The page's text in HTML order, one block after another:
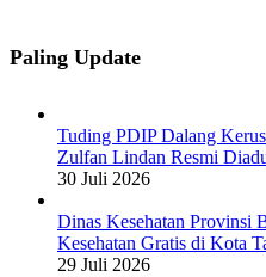
Paling Update
Tuding PDIP Dalang
Zulfan Lindan Resmi
30 Juli 2026
Dinas Kesehatan Provinsi
Kesehatan Gratis di Kota
29 Juli 2026